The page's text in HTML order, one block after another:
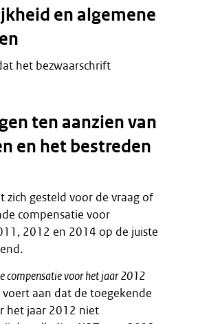
en algemene
het bezwaarschrift
ten aanzien van
en het bestreden
zich gesteld voor de vraag of
compensatie voor
2012 en 2014 op de juiste
compensatie voor het jaar 2012
aan dat de toegekende
het jaar 2012 niet